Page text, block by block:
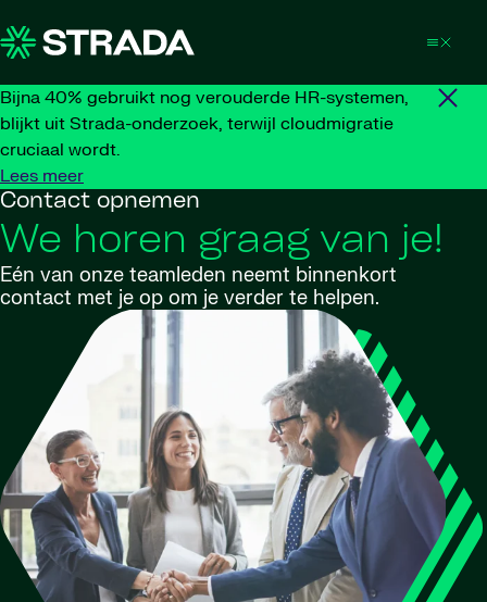
Bijna 40% gebruikt nog verouderde HR-systemen,
blijkt uit Strada-onderzoek, terwijl cloudmigratie
cruciaal wordt.
Lees meer
Contact opnemen
We horen graag van je!
Eén van onze teamleden neemt binnenkort
contact met je op om je verder te helpen.